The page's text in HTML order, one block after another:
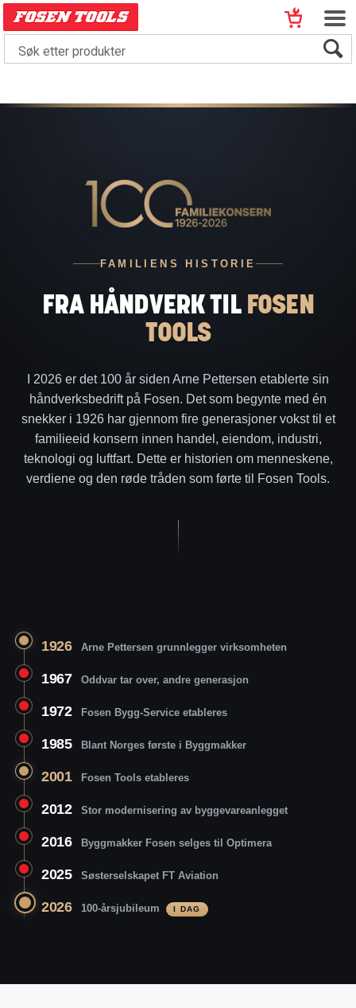
FAMILIENS HISTORIE
FRA HÅNDVERK TIL FOSEN
TOOLS
I 2026 er det 100 år siden Arne Pettersen etablerte sin
håndverksbedrift på Fosen. Det som begynte med én
snekker i 1926 har gjennom fire generasjoner vokst til et
familieeid konsern innen handel, eiendom, industri,
teknologi og luftfart. Dette er historien om menneskene,
verdiene og den røde tråden som førte til Fosen Tools.
1926 Arne Pettersen grunnlegger virksomheten
1967 Oddvar tar over, andre generasjon
1972 Fosen Bygg-Service etableres
1985 Blant Norges første i Byggmakker
2001 Fosen Tools etableres
2012 Stor modernisering av byggevareanlegget
2016 Byggmakker Fosen selges til Optimera
2025 Søsterselskapet FT Aviation
2026 100-årsjubileum I DAG